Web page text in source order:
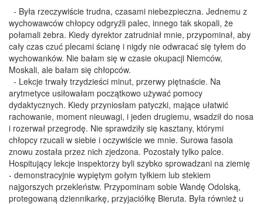
- Była rzeczywiście trudna, czasami niebezpieczna. Jednemu z
wychowawców chłopcy odgryźli palec, innego tak skopali, że
połamali żebra. Kiedy dyrektor zatrudniał mnie, przypominał, aby
cały czas czuć plecami ścianę i nigdy nie odwracać się tyłem do
wychowanków. Nie bałam się w czasie okupacji Niemców,
Moskali, ale bałam się chłopców.
- Lekcje trwały trzydzieści minut, przerwy piętnaście. Na
arytmetyce usiłowałam początkowo używać pomocy
dydaktycznych. Kiedy przyniosłam patyczki, mające ułatwić
rachowanie, moment nieuwagi, i jeden drugiemu, wsadził do nosa
i rozerwał przegrodę. Nie sprawdziły się kasztany, którymi
chłopcy rzucali w siebie i oczywiście we mnie. Surowa fasola
znowu została przez nich zjedzona. Pozostały tylko palce.
Hospitujący lekcje inspektorzy byli szybko sprowadzani na ziemię
- demonstracyjnie wypiętym gołym tyłkiem lub stekiem
najgorszych przekleństw. Przypominam sobie Wandę Odolską,
protegowaną dziennikarkę, przyjaciółkę Bieruta. Była również u